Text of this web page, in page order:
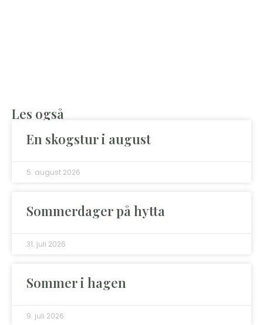
Les også
En skogstur i august
5. august 2026
Sommerdager på hytta
31. juli 2026
Sommer i hagen
9. juli 2026